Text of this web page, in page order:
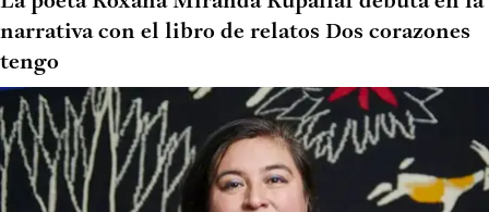
narrativa con el libro de relatos Dos corazones
tengo